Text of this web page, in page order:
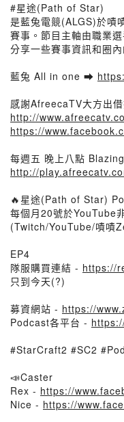
#星途(Path of Star)
是藍兔電競(ALGS)於嘖
賽事。節目主軸由職業
分享一些賽事資訊和圈內
藍兔 All in one ➡
感謝AfreecaTV大方出
http://
https://
每週五 晚上八點
http://
🔥星途(Path of Star)
每個月20號於YouTube
(Twitch/YouTube/嘖嘖
EP4
隊服購買連結 - https://
只到今天(?)
募資網站 - https://
Podcast各平台 -
#StarCraft2 #SC2
📣Caster
Rex - https://
Nice - https://